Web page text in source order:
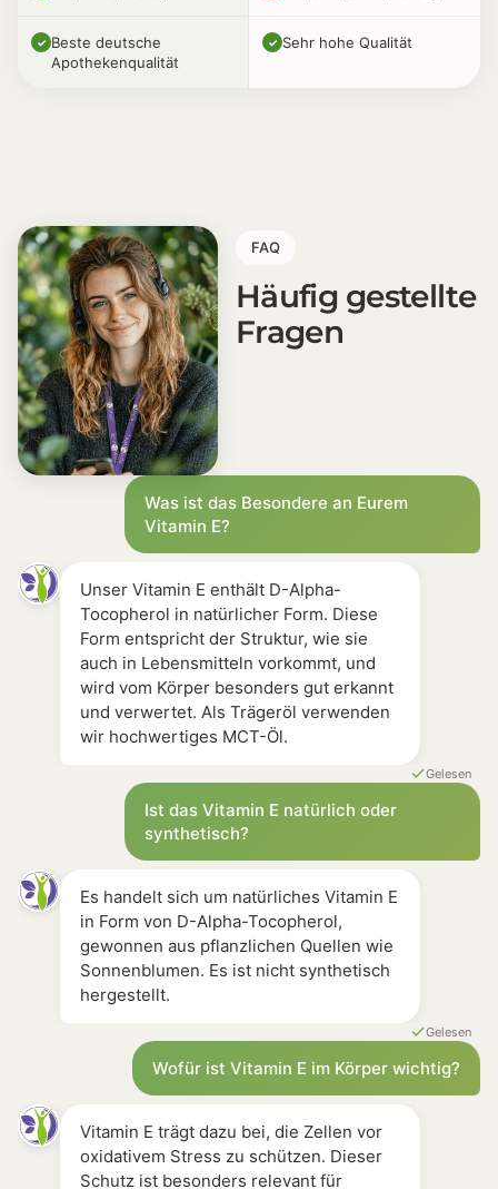
✓ Beste deutsche
Apothekenqualität
✓ Sehr hohe Qualität
[+] Ohne Zusatzstoffe, Braunglas, klar deklariert
[+] Hergestellt in Deutschland, laborgeprüft
[+]≈ 0,04 € pro Tag
[+] Beste deutsche Apothekenqualität
Vergleich mit anderen Produkten
Discounter-Produkte [-] Häufig synthetisches DL-
Amazon Bestseller [-] Form oft unklar oder
Apotheke [0] Meist natürlich, deutlich teurer [+]
FAQ
Häufig gestellte
Fragen
Was ist das Besondere an Eurem
Vitamin E?
Unser Vitamin E enthält D-Alpha-
Tocopherol in natürlicher Form. Diese
Form entspricht der Struktur, wie sie
auch in Lebensmitteln vorkommt, und
wird vom Körper besonders gut erkannt
und verwertet. Als Trägeröl verwenden
wir hochwertiges MCT-Öl.
Gelesen
Ist das Vitamin E natürlich oder
synthetisch?
Es handelt sich um natürliches Vitamin E
in Form von D-Alpha-Tocopherol,
gewonnen aus pflanzlichen Quellen wie
Sonnenblumen. Es ist nicht synthetisch
hergestellt.
Gelesen
Wofür ist Vitamin E im Körper wichtig?
Vitamin E trägt dazu bei, die Zellen vor
oxidativem Stress zu schützen. Dieser
Schutz ist besonders relevant für